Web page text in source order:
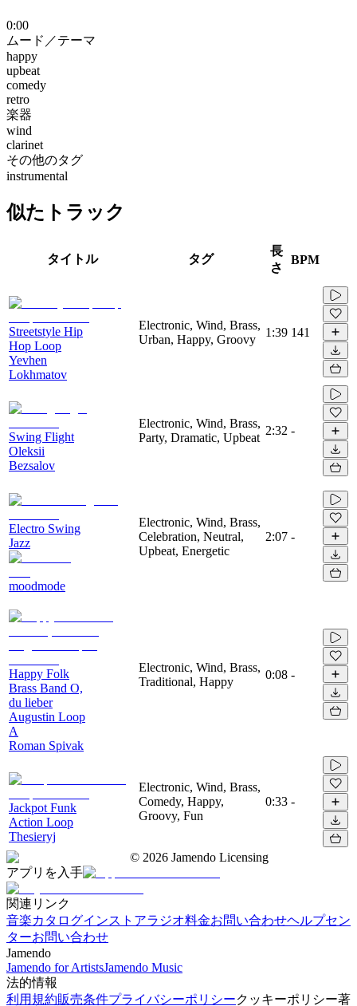
0:00
ムード／テーマ
happy
upbeat
comedy
retro
楽器
wind
clarinet
その他のタグ
instrumental
似たトラック
タイトル タグ
長
さ
BPM
Streetstyle Hip
Hop Loop
Yevhen
Lokhmatov
Electronic, Wind, Brass,
Urban, Happy, Groovy
1:39 141
Swing Flight
Oleksii
Bezsalov
Electronic, Wind, Brass,
Party, Dramatic, Upbeat
2:32 -
Electro Swing
Jazz
moodmode
Electronic, Wind, Brass,
Celebration, Neutral,
Upbeat, Energetic
2:07 -
Happy Folk
Brass Band O,
du lieber
Augustin Loop
A
Roman Spivak
Electronic, Wind, Brass,
Traditional, Happy
0:08 -
Jackpot Funk
Action Loop
Thesieryj
Electronic, Wind, Brass,
Comedy, Happy,
Groovy, Fun
0:33 -
© 2026 Jamendo Licensing
アプリを入手
関連リンク
音楽カタログインストアラジオ料金お問い合わせヘルプセン
ターお問い合わせ
Jamendo
Jamendo for ArtistsJamendo Music
法的情報
利用規約販売条件プライバシーポリシークッキーポリシー著